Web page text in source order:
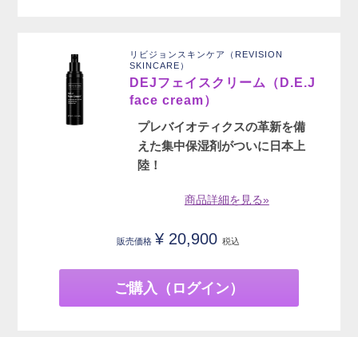
リビジョンスキンケア（REVISION
SKINCARE）
DEJフェイスクリーム（D.E.J
face cream）
プレバイオティクスの革新を備
えた集中保湿剤がついに日本上
陸！
商品詳細を見る»
販売価格 ¥ 20,900 税込
ご購入（ログイン）